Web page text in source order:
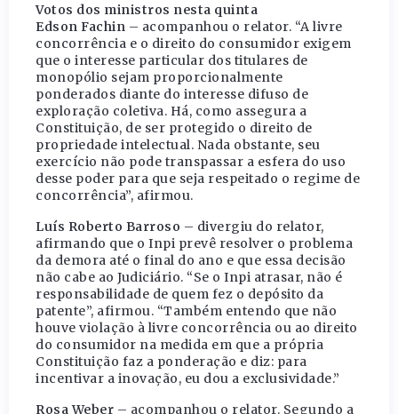
Votos dos ministros nesta quinta
Edson Fachin – acompanhou o relator. “A livre
concorrência e o direito do consumidor exigem
que o interesse particular dos titulares de
monopólio sejam proporcionalmente
ponderados diante do interesse difuso de
exploração coletiva. Há, como assegura a
Constituição, de ser protegido o direito de
propriedade intelectual. Nada obstante, seu
exercício não pode transpassar a esfera do uso
desse poder para que seja respeitado o regime de
concorrência”, afirmou.
Luís Roberto Barroso – divergiu do relator,
afirmando que o Inpi prevê resolver o problema
da demora até o final do ano e que essa decisão
não cabe ao Judiciário. “Se o Inpi atrasar, não é
responsabilidade de quem fez o depósito da
patente”, afirmou. “Também entendo que não
houve violação à livre concorrência ou ao direito
do consumidor na medida em que a própria
Constituição faz a ponderação e diz: para
incentivar a inovação, eu dou a exclusividade.”
Rosa Weber – acompanhou o relator. Segundo a